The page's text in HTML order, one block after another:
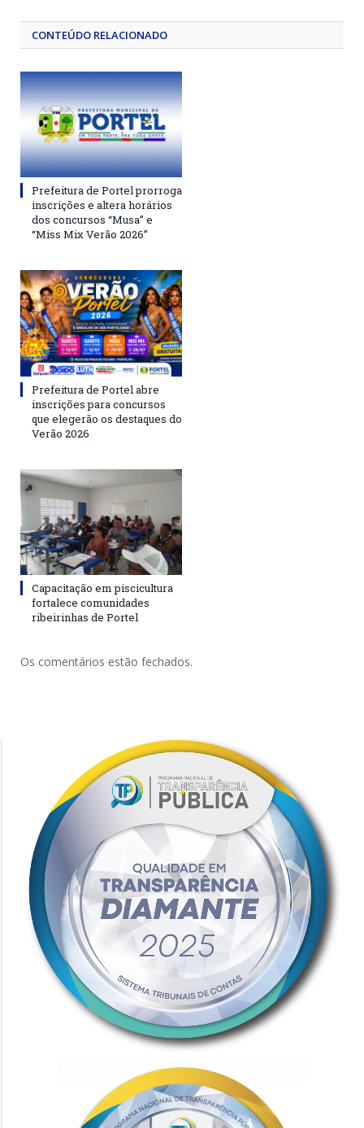
CONTEÚDO RELACIONADO
Prefeitura de Portel prorroga
inscrições e altera horários
dos concursos “Musa” e
“Miss Mix Verão 2026”
Prefeitura de Portel abre
inscrições para concursos
que elegerão os destaques do
Verão 2026
Capacitação em piscicultura
fortalece comunidades
ribeirinhas de Portel
Os comentários estão fechados.